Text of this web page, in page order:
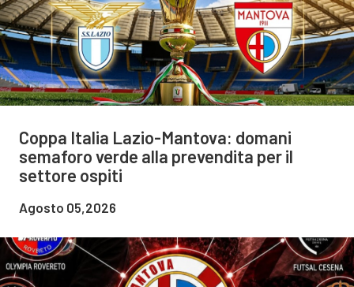
Coppa Italia Lazio-Mantova: domani
semaforo verde alla prevendita per il
settore ospiti
Agosto 05,2026